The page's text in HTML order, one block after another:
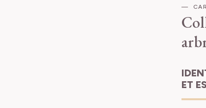
IDENTIFICATION
ET